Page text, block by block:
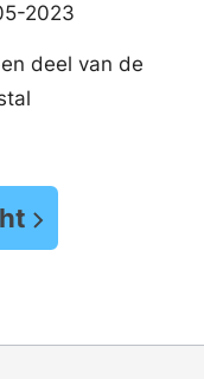
2023
deel van de